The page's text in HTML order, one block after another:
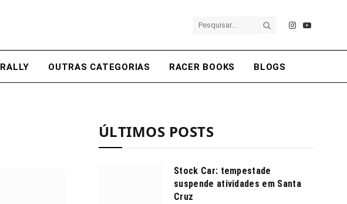
Instagram
YouTube
RALLY OUTRAS CATEGORIAS RACER BOOKS BLOGS
ÚLTIMOS POSTS
Stock Car: tempestade
suspende atividades em Santa
Cruz